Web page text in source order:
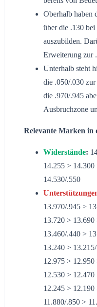
Oberhalb haben
über die .130
auszubilden.
Erweiterung zur
Unterhalb steht
die .050/.030
die .970/.945
Ausbruchzone
Relevante Marken in
Widerstände:
14.255 >
14.530/.550
13.970/.945 >
13.720 >
13.460/.440 >
13.240 >
12.975 >
12.530 >
12.245 >
11.880/.850 >